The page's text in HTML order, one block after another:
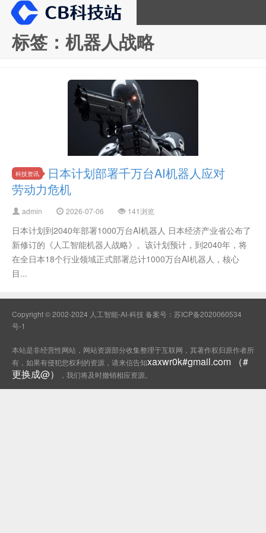
标签：机器人战略
科技资讯
日本计划部署千万台AI机器人应对
劳动力危机
admin 2026-07-06 141浏览
日本计划到2040年部署1000万台AI机器人 日本经济产业省公布了
新修订的《人工智能机器人战略》。该计划预计，到2040年，将
在全日本18个行业领域正式部署总计1000万台AI机器人，核心
目...
Copyright © 2002-2024 人工智能-AI-科技 备案号： 苏ICP备2020060534
号-1
本站是非经营性网站，网站资源部分收集整理于互联网，其著作权归原作者所
有，如果有侵犯您权利的资源，请来信告知xaxwr0k#gmail.com （#
更换成@）
，我们将及时撤销相应资源。